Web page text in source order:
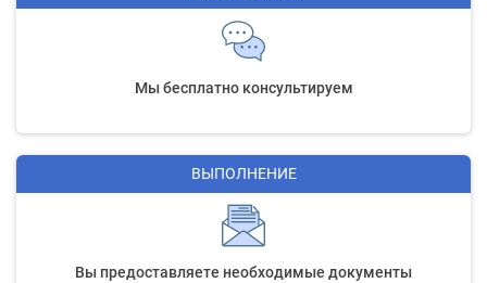
Мы бесплатно консультируем
ВЫПОЛНЕНИЕ
Вы предоставляете необходимые документы